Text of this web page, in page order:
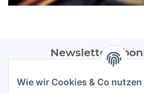
Newsletter
Bitte sendet mir entsprechend eurer
regelmäßig Infos zu euren
Wie wir Cookies & Co nutzen